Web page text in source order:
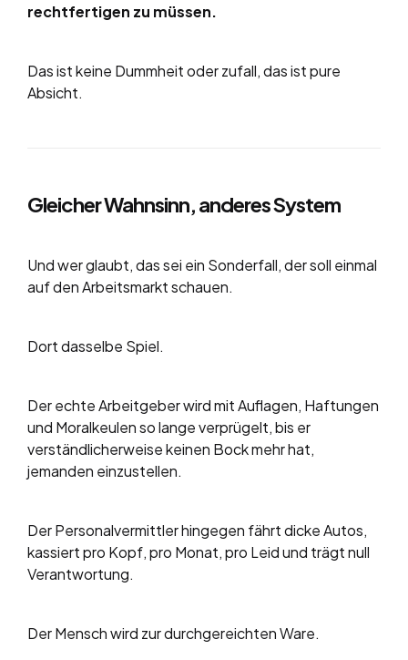
rechtfertigen zu müssen.
Das ist keine Dummheit oder zufall, das ist pure
Absicht.
Gleicher Wahnsinn, anderes System
Und wer glaubt, das sei ein Sonderfall, der soll einmal
auf den Arbeitsmarkt schauen.
Dort dasselbe Spiel.
Der echte Arbeitgeber wird mit Auflagen, Haftungen
und Moralkeulen so lange verprügelt, bis er
verständlicherweise keinen Bock mehr hat,
jemanden einzustellen.
Der Personalvermittler hingegen fährt dicke Autos,
kassiert pro Kopf, pro Monat, pro Leid und trägt null
Verantwortung.
Der Mensch wird zur durchgereichten Ware.